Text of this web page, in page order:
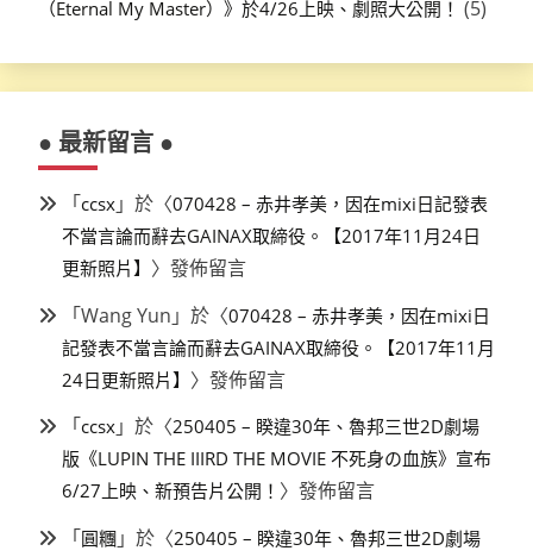
（Eternal My Master）》於4/26上映、劇照大公開！ (5)
● 最新留言 ●
「ccsx 」於〈070428 – 赤井孝美，因在mixi日記發表
不當言論而辭去GAINAX取締役。【2017年11月24日
更新照片】 〉發佈留言
「Wang Yun 」於〈070428 – 赤井孝美，因在mixi日
記發表不當言論而辭去GAINAX取締役。【2017年11月
24日更新照片】 〉發佈留言
「ccsx 」於〈250405 – 睽違30年、魯邦三世2D劇場
版《LUPIN THE IIIRD THE MOVIE 不死身の血族》宣布
6/27上映、新預告片公開！ 〉發佈留言
「圓糰 」於〈250405 – 睽違30年、魯邦三世2D劇場